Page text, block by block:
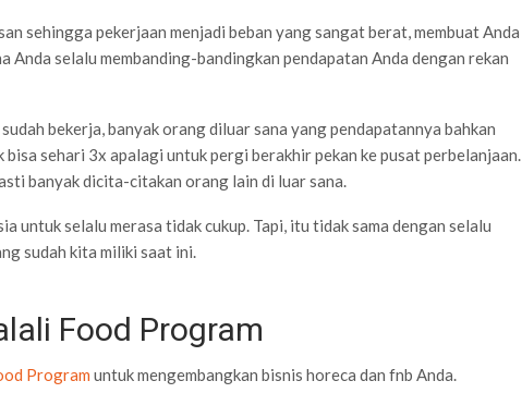
sehingga pekerjaan menjadi beban yang sangat berat, membuat Anda
Anda selalu membanding-bandingkan pendapatan Anda dengan rekan
bekerja, banyak orang diluar sana yang pendapatannya bahkan
bisa sehari 3x apalagi untuk pergi berakhir pekan ke pusat perbelanjaan.
banyak dicita-citakan orang lain di luar sana.
untuk selalu merasa tidak cukup. Tapi, itu tidak sama dengan selalu
sudah kita miliki saat ini.
Food Program
Program untuk mengembangkan bisnis horeca dan fnb Anda.